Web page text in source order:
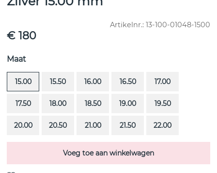
Artikelnr.: 13-100-01048-1500
€ 180
Maat
15.00 15.50 16.00 16.50 17.00
17.50 18.00 18.50 19.00 19.50
20.00 20.50 21.00 21.50 22.00
Voeg toe aan winkelwagen